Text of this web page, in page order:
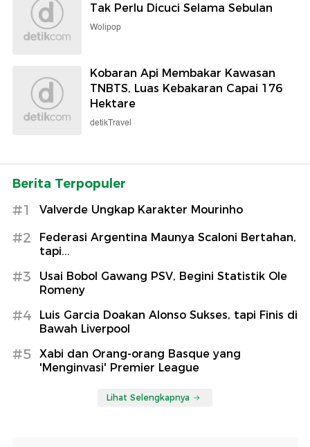
Tak Perlu Dicuci Selama Sebulan
Wolipop
Kobaran Api Membakar Kawasan
TNBTS, Luas Kebakaran Capai 176
Hektare
detikTravel
Berita Terpopuler
#1 Valverde Ungkap Karakter Mourinho
#2
Federasi Argentina Maunya Scaloni Bertahan,
tapi...
#3
Usai Bobol Gawang PSV, Begini Statistik Ole
Romeny
#4
Luis Garcia Doakan Alonso Sukses, tapi Finis di
Bawah Liverpool
#5
Xabi dan Orang-orang Basque yang
'Menginvasi' Premier League
Lihat Selengkapnya